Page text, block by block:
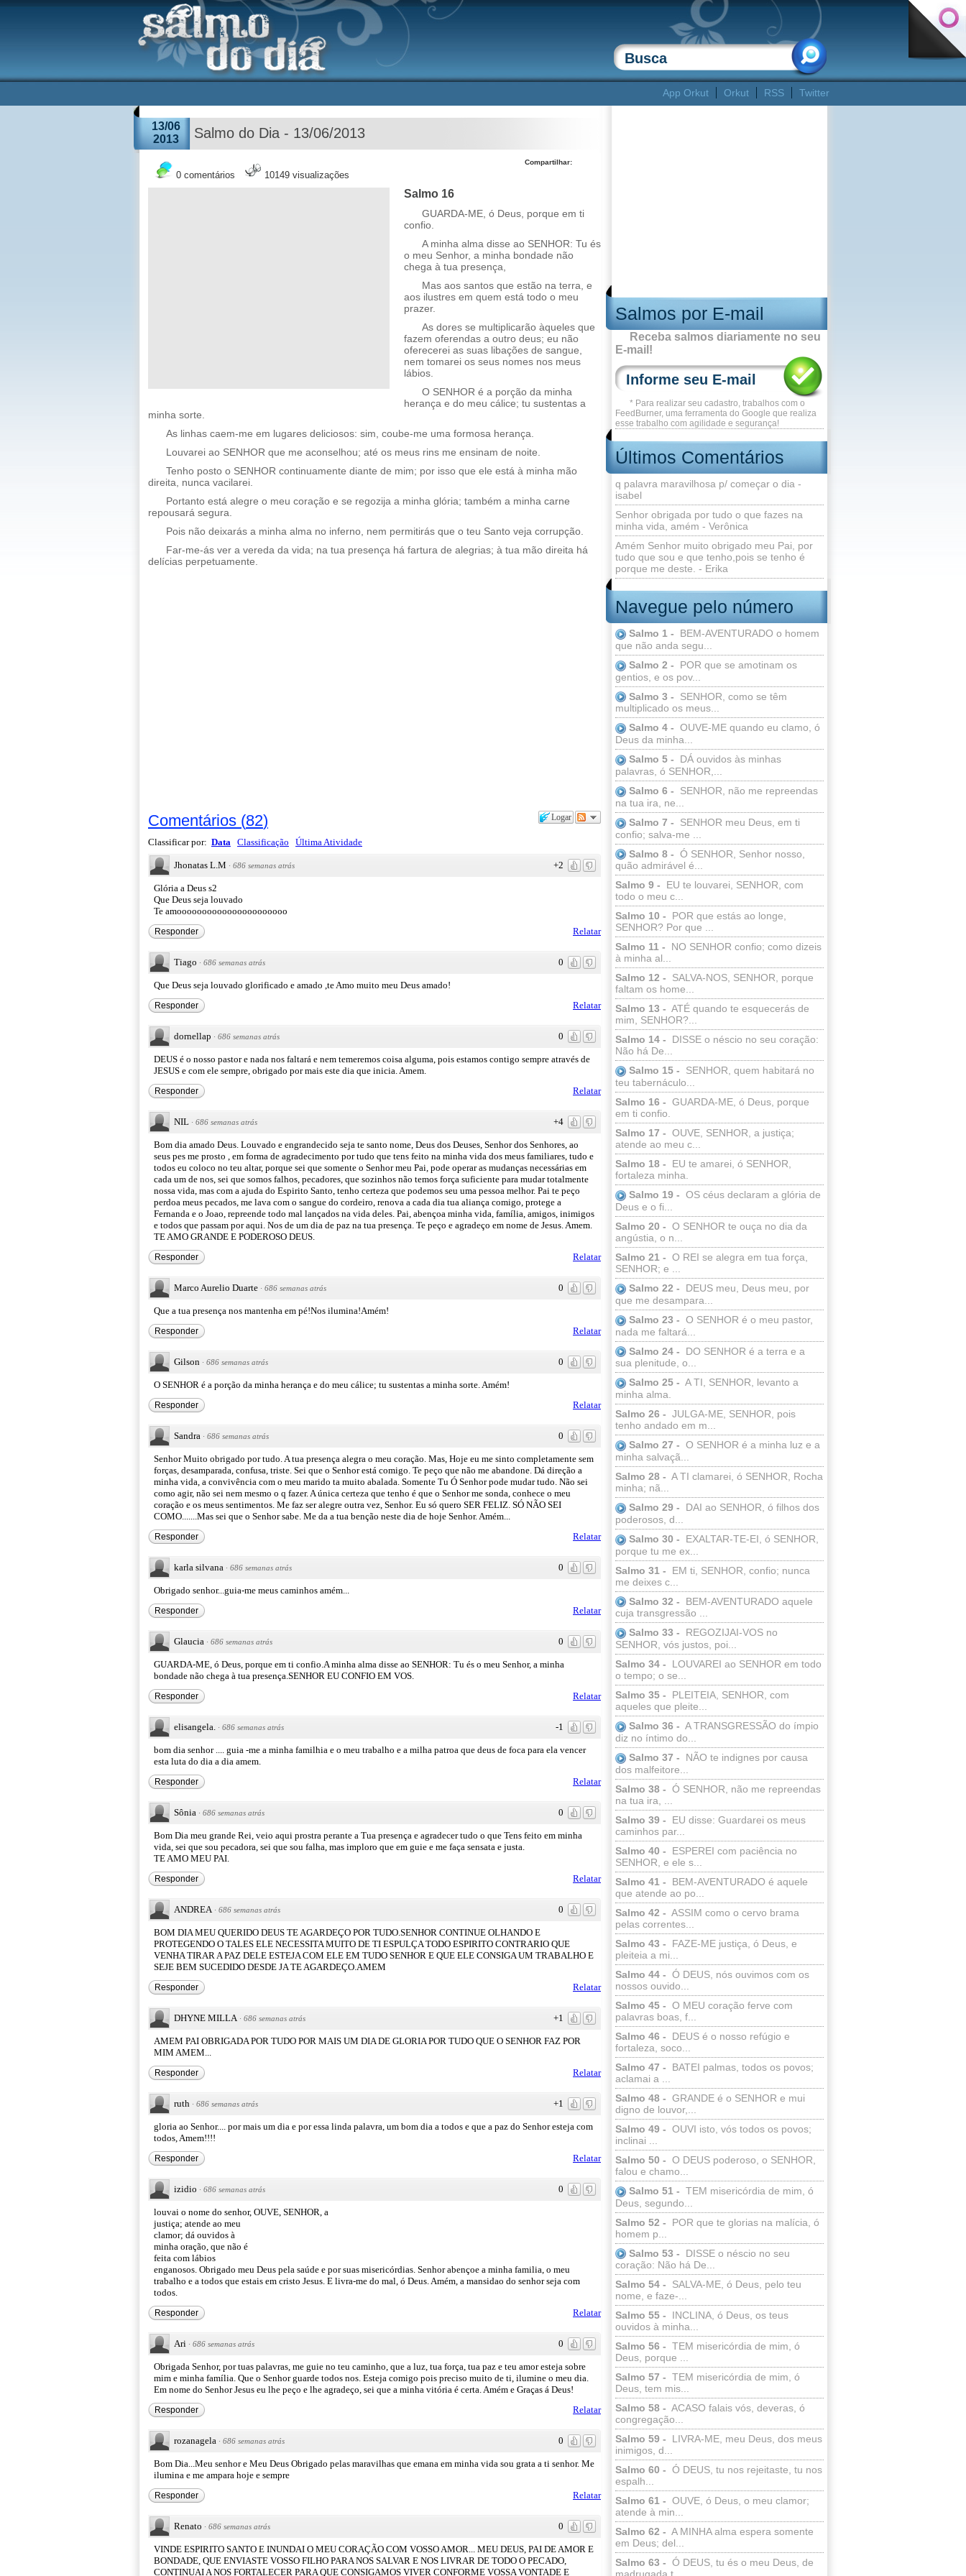
App Orkut Orkut RSS Twitter
Salmos por E-mail
Receba salmos diariamente no seu
E-mail!
* Para realizar seu cadastro, trabalhos com o
FeedBurner, uma ferramenta do Google que realiza
esse trabalho com agilidade e segurança!
Últimos Comentários
q palavra maravilhosa p/ começar o dia -
isabel
Senhor obrigada por tudo o que fazes na
minha vida, amém - Verônica
Amém Senhor muito obrigado meu Pai, por
tudo que sou e que tenho,pois se tenho é
porque me deste. - Erika
Navegue pelo número
Salmo 1 -
BEM-AVENTURADO o homem
que não anda segu...
Salmo 2 -
POR que se amotinam os
gentios, e os pov...
Salmo 3 -
SENHOR, como se têm
multiplicado os meus...
Salmo 4 - OUVE-ME quando eu clamo, ó
Deus da minha...
Salmo 5 -
DÁ ouvidos às minhas
palavras, ó SENHOR,...
Salmo 6 -
SENHOR, não me repreendas
na tua ira, ne...
Salmo 7 -
SENHOR meu Deus, em ti
confio; salva-me ...
Salmo 8 - Ó SENHOR, Senhor nosso,
quão admirável é...
Salmo 9 -
EU te louvarei, SENHOR, com
todo o meu c...
Salmo 10 -
POR que estás ao longe,
SENHOR? Por que ...
Salmo 11 -
NO SENHOR confio; como dizeis
à minha al...
Salmo 12 -
SALVA-NOS, SENHOR, porque
faltam os home...
Salmo 13 - ATÉ quando te esquecerás de
mim, SENHOR?...
Salmo 14 -
DISSE o néscio no seu coração:
Não há De...
Salmo 15 -
SENHOR, quem habitará no
teu tabernáculo...
Salmo 16 - GUARDA-ME, ó Deus, porque
em ti confio.
Salmo 17 - OUVE, SENHOR, a justiça;
atende ao meu c...
Salmo 18 -
EU te amarei, ó SENHOR,
fortaleza minha.
Salmo 19 - OS céus declaram a glória de
Deus e o fi...
Salmo 20 - O SENHOR te ouça no dia da
angústia, o n...
Salmo 21 - O REI se alegra em tua força,
SENHOR; e ...
Salmo 22 -
DEUS meu, Deus meu, por
que me desampara...
Salmo 23 - O SENHOR é o meu pastor,
nada me faltará...
Salmo 24 -
DO SENHOR é a terra e a
sua plenitude, o...
Salmo 25 - A TI, SENHOR, levanto a
minha alma.
Salmo 26 - JULGA-ME, SENHOR, pois
tenho andado em m...
Salmo 27 - O SENHOR é a minha luz e a
minha salvaçã...
Salmo 28 - A TI clamarei, ó SENHOR, Rocha
minha; nã...
Salmo 29 -
DAI ao SENHOR, ó filhos dos
poderosos, d...
Salmo 30 -
EXALTAR-TE-EI, ó SENHOR,
porque tu me ex...
Salmo 31 -
EM ti, SENHOR, confio; nunca
me deixes c...
Salmo 32 -
BEM-AVENTURADO aquele
cuja transgressão ...
Salmo 33 -
REGOZIJAI-VOS no
SENHOR, vós justos, poi...
Salmo 34 -
LOUVAREI ao SENHOR em todo
o tempo; o se...
Salmo 35 -
PLEITEIA, SENHOR, com
aqueles que pleite...
Salmo 36 - A TRANSGRESSÃO do ímpio
diz no íntimo do...
Salmo 37 -
NÃO te indignes por causa
dos malfeitore...
Salmo 38 - Ó SENHOR, não me repreendas
na tua ira, ...
Salmo 39 -
EU disse: Guardarei os meus
caminhos par...
Salmo 40 -
ESPEREI com paciência no
SENHOR, e ele s...
Salmo 41 -
BEM-AVENTURADO é aquele
que atende ao po...
Salmo 42 - ASSIM como o cervo brama
pelas correntes...
Salmo 43 -
FAZE-ME justiça, ó Deus, e
pleiteia a mi...
Salmo 44 - Ó DEUS, nós ouvimos com os
nossos ouvido...
Salmo 45 - O MEU coração ferve com
palavras boas, f...
Salmo 46 -
DEUS é o nosso refúgio e
fortaleza, soco...
Salmo 47 -
BATEI palmas, todos os povos;
aclamai a ...
Salmo 48 - GRANDE é o SENHOR e mui
digno de louvor,...
Salmo 49 - OUVI isto, vós todos os povos;
inclinai ...
Salmo 50 - O DEUS poderoso, o SENHOR,
falou e chamo...
Salmo 51 - TEM misericórdia de mim, ó
Deus, segundo...
Salmo 52 -
POR que te glorias na malícia, ó
homem p...
Salmo 53 -
DISSE o néscio no seu
coração: Não há De...
Salmo 54 -
SALVA-ME, ó Deus, pelo teu
nome, e faze-...
Salmo 55 -
INCLINA, ó Deus, os teus
ouvidos à minha...
Salmo 56 - TEM misericórdia de mim, ó
Deus, porque ...
Salmo 57 - TEM misericórdia de mim, ó
Deus, tem mis...
Salmo 58 - ACASO falais vós, deveras, ó
congregação...
Salmo 59 -
LIVRA-ME, meu Deus, dos meus
inimigos, d...
Salmo 60 - Ó DEUS, tu nos rejeitaste, tu nos
espalh...
Salmo 61 - OUVE, ó Deus, o meu clamor;
atende à min...
Salmo 62 - A MINHA alma espera somente
em Deus; del...
Salmo 63 - Ó DEUS, tu és o meu Deus, de
13/06
2013
Salmo do Dia - 13/06/2013
0 comentários 10149 visualizações
Compartilhar:
Salmo 16
GUARDA-ME, ó Deus, porque em ti
confio.
A minha alma disse ao SENHOR: Tu és
o meu Senhor, a minha bondade não
chega à tua presença,
Mas aos santos que estão na terra, e
aos ilustres em quem está todo o meu
prazer.
As dores se multiplicarão àqueles que
fazem oferendas a outro deus; eu não
oferecerei as suas libações de sangue,
nem tomarei os seus nomes nos meus
lábios.
O SENHOR é a porção da minha
herança e do meu cálice; tu sustentas a
minha sorte.
As linhas caem-me em lugares deliciosos: sim, coube-me uma formosa herança.
Louvarei ao SENHOR que me aconselhou; até os meus rins me ensinam de noite.
Tenho posto o SENHOR continuamente diante de mim; por isso que ele está à minha mão
direita, nunca vacilarei.
Portanto está alegre o meu coração e se regozija a minha glória; também a minha carne
repousará segura.
Pois não deixarás a minha alma no inferno, nem permitirás que o teu Santo veja corrupção.
Far-me-ás ver a vereda da vida; na tua presença há fartura de alegrias; à tua mão direita há
delícias perpetuamente.
Logar
Comentários (82)
Classificar por: Data Classificação Última Atividade
+2
Jhonatas L.M · 686 semanas atrás
Glória a Deus s2
Que Deus seja louvado
Te amoooooooooooooooooooooo
Relatar
Responder
0
Tiago · 686 semanas atrás
Que Deus seja louvado glorificado e amado ,te Amo muito meu Deus amado!
Relatar
Responder
0
dornellap · 686 semanas atrás
DEUS é o nosso pastor e nada nos faltará e nem temeremos coisa alguma, pois estamos contigo sempre através de
JESUS e com ele sempre, obrigado por mais este dia que inicia. Amem.
Relatar
Responder
+4
NIL · 686 semanas atrás
Bom dia amado Deus. Louvado e engrandecido seja te santo nome, Deus dos Deuses, Senhor dos Senhores, ao
seus pes me prosto , em forma de agradecimento por tudo que tens feito na minha vida dos meus familiares, tudo e
todos eu coloco no teu altar, porque sei que somente o Senhor meu Pai, pode operar as mudanças necessárias em
cada um de nos, sei que somos falhos, pecadores, que sozinhos não temos força suficiente para mudar totalmente
nossa vida, mas com a ajuda do Espirito Santo, tenho certeza que podemos seu uma pessoa melhor. Pai te peço
perdoa meus pecados, me lava com o sangue do cordeiro, renova a cada dia tua aliança comigo, protege a
Fernanda e o Joao, repreende todo mal lançados na vida deles. Pai, abençoa minha vida, família, amigos, inimigos
e todos que passam por aqui. Nos de um dia de paz na tua presença. Te peço e agradeço em nome de Jesus. Amem.
TE AMO GRANDE E PODEROSO DEUS.
Relatar
Responder
0
Marco Aurelio Duarte · 686 semanas atrás
Que a tua presença nos mantenha em pé!Nos ilumina!Amém!
Relatar
Responder
0
Gilson · 686 semanas atrás
O SENHOR é a porção da minha herança e do meu cálice; tu sustentas a minha sorte. Amém!
Relatar
Responder
0
Sandra · 686 semanas atrás
Senhor Muito obrigado por tudo. A tua presença alegra o meu coração. Mas, Hoje eu me sinto completamente sem
forças, desamparada, confusa, triste. Sei que o Senhor está comigo. Te peço que não me abandone. Dá direção a
minha vida, a convivência com o meu marido ta muito abalada. Somente Tu Ó Senhor pode mudar tudo. Não sei
como agir, não sei nem mesmo o q fazer. A única certeza que tenho é que o Senhor me sonda, conhece o meu
coração e os meus sentimentos. Me faz ser alegre outra vez, Senhor. Eu só quero SER FELIZ. SÓ NÃO SEI
COMO.......Mas sei que o Senhor sabe. Me da a tua benção neste dia de hoje Senhor. Amém...
Relatar
Responder
0
karla silvana · 686 semanas atrás
Obrigado senhor...guia-me meus caminhos amém...
Relatar
Responder
0
Glaucia · 686 semanas atrás
GUARDA-ME, ó Deus, porque em ti confio.A minha alma disse ao SENHOR: Tu és o meu Senhor, a minha
bondade não chega à tua presença.SENHOR EU CONFIO EM VOS.
Relatar
Responder
-1
elisangela. · 686 semanas atrás
bom dia senhor .... guia -me a minha familhia e o meu trabalho e a milha patroa que deus de foca para ela vencer
esta luta do dia a dia amem.
Relatar
Responder
0
Sônia · 686 semanas atrás
Bom Dia meu grande Rei, veio aqui prostra perante a Tua presença e agradecer tudo o que Tens feito em minha
vida, sei que sou pecadora, sei que sou falha, mas imploro que em guie e me faça sensata e justa.
TE AMO MEU PAI.
Relatar
Responder
0
ANDREA · 686 semanas atrás
BOM DIA MEU QUERIDO DEUS TE AGARDEÇO POR TUDO.SENHOR CONTINUE OLHANDO E
PROTEGENDO O TALES ELE NECESSITA MUITO DE TI ESPULÇA TODO ESPIRITO CONTRARIO QUE
VENHA TIRAR A PAZ DELE ESTEJA COM ELE EM TUDO SENHOR E QUE ELE CONSIGA UM TRABALHO E
SEJE BEM SUCEDIDO DESDE JA TE AGARDEÇO.AMEM
Relatar
Responder
+1
DHYNE MILLA · 686 semanas atrás
AMEM PAI OBRIGADA POR TUDO POR MAIS UM DIA DE GLORIA POR TUDO QUE O SENHOR FAZ POR
MIM AMEM...
Relatar
Responder
+1
ruth · 686 semanas atrás
gloria ao Senhor.... por mais um dia e por essa linda palavra, um bom dia a todos e que a paz do Senhor esteja com
todos, Amem!!!!
Relatar
Responder
0
izidio · 686 semanas atrás
louvai o nome do senhor, OUVE, SENHOR, a
justiça; atende ao meu
clamor; dá ouvidos à
minha oração, que não é
feita com lábios
enganosos. Obrigado meu Deus pela saúde e por suas misericórdias. Senhor abençoe a minha familia, o meu
trabalho e a todos que estais em cristo Jesus. E livra-me do mal, ó Deus. Amém, a mansidao do senhor seja com
todos.
Relatar
Responder
0
Ari · 686 semanas atrás
Obrigada Senhor, por tuas palavras, me guie no teu caminho, que a luz, tua força, tua paz e teu amor esteja sobre
mim e minha família. Que o Senhor guarde todos nos. Esteja comigo pois preciso muito de ti, ilumine o meu dia.
Em nome do Senhor Jesus eu lhe peço e lhe agradeço, sei que a minha vitória é certa. Amém e Graças á Deus!
Relatar
Responder
0
rozanagela · 686 semanas atrás
Bom Dia...Meu senhor e Meu Deus Obrigado pelas maravilhas que emana em minha vida sou grata a ti senhor. Me
ilumina e me ampara hoje e sempre
Relatar
Responder
0
Renato · 686 semanas atrás
VINDE ESPIRITO SANTO E INUNDAI O MEU CORAÇÃO COM VOSSO AMOR... MEU DEUS, PAI DE AMOR E
BONDADE, QUE ENVIASTE VOSSO FILHO PARA NOS SALVAR E NOS LIVRAR DE TODO O PECADO,
CONTINUAI A NOS FORTALECER PARA QUE CONSIGAMOS VIVER CONFORME VOSSA VONTADE E